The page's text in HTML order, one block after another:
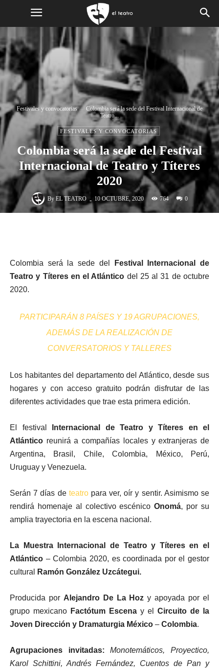
Festivales y convocatorias
Colombia será la sede del Festival Internacional de
Teatro...
FESTIVALES Y CONVOCATORIAS
Colombia será la sede del Festival
Internacional de Teatro y Títeres
2020
By EL TEATRO - 10 OCTUBRE, 2020 764 0
Colombia será lasede del
Festival Internacional de
Teatro y Títeres en el Atlántico del 25 al 31 de octubre
2020.
PARTICIPARÁN 8 PAÍSES Y 19 AGRUPACIONES,
ADEMÁS DE LA REALIZACIÓN DE
CONVERSATORIOS Y TALLERES
Los habitantesdel departamento del Atlántico, desde sus
hogares y con acceso gratuito podrán disfrutar de las
diferentes actividades que trae esta primera edición.
El festival
Internacional de Teatro y Títeres en el
Atlántico reunirá a compañías locales y extranjeras de
Argentina, Brasil, Chile, Colombia, México, Perú,
Uruguay y Venezuela.
Serán7 días de teatropara ver, oír y sentir. Asimismo se
rendirá homenaje al colectivo escénicoOnomá, por su
amplia trayectoria en la escena nacional.
La Muestra Internacional de Teatro y Títeres en el
Atlántico – Colombia 2020, es coordinada por el gestor
cultural
Ramón González Uzcátegui.
Producida por Alejandro De La Hoz y apoyada por el
grupo mexicano Factótum Escena y el Circuito de la
Joven Dirección y Dramaturgia México – Colombia.
Agrupaciones invitadas:Monotemáticos, Proyectico,
Karol Schittini, Andrés Fernández, Cuentos de Pan y